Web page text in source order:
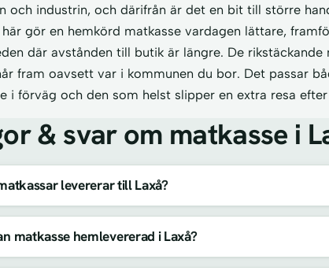
och industrin, och därifrån är det en bit till större
gör en hemkörd matkasse vardagen lättare,
där avstånden till butik är längre. De rikstäckande
fram oavsett var i kommunen du bor. Det passar
i förväg och den som helst slipper en extra resa
& svar om matkasse i
levererar till Laxå?
matkasse hemlevererad i Laxå?